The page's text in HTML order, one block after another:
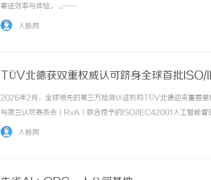
寄送效率与体验。 ...……
人脉网
TÜV北德获双重权威认可跻身全球首批
2026年2月，全球领先的第三方检测认证机构TÜV北德迎来重要
与荷兰认可委员会（RvA）联合授予的ISO/IEC42001人工智能
人脉网